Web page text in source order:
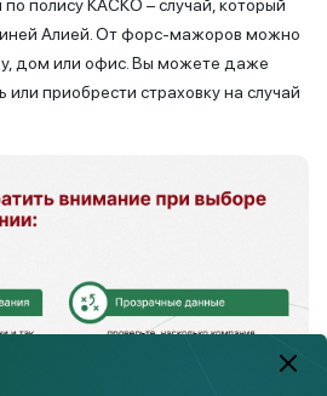
полису КАСКО – случай, который
Алией. От форс-мажоров можно
дом или офис. Вы можете даже
приобрести страховку на случай